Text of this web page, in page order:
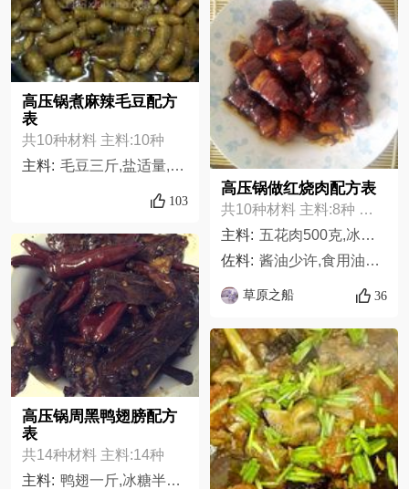
高压锅煮麻辣毛豆配方
表
共10种材料 主料:10种
主料: 毛豆三斤,盐适量,老抽适量,生抽适量,糖适量,玉米油适量,大蒜片适量,花椒适量,小米椒7个,生姜片适量
103
高压锅周黑鸭翅膀配方
表
共14种材料 主料:14种
主料: 鸭翅一斤,冰糖半把,香叶五片,麻椒15粒,花椒35粒,八角一颗,桂皮一小块,生抽五瓷勺,老抽两勺,蒸鱼豉油一勺可不放,料酒十二勺,干辣椒25个,特辣干辣椒4个,姜四大片
高压锅做红烧肉配方表
共10种材料 主料:8种 佐料:2种
主料: 五花肉500克,冰糖适量,大料1个,花椒少许,香叶少许,料酒少许,葱花少许,姜末少许,
佐料: 酱油少许,食用油少许
草原之船 36